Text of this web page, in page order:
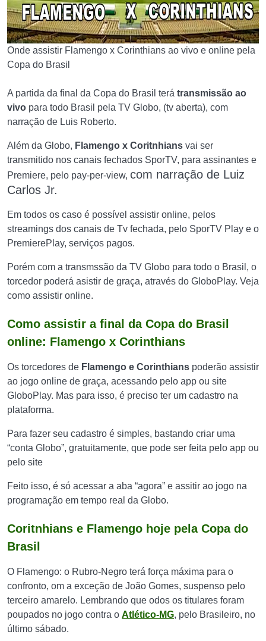
Onde assistir Flamengo x Corinthians ao vivo e online pela
Copa do Brasil
A partida da final da Copa do Brasil terá transmissão ao
vivo para todo Brasil pela TV Globo, (tv aberta), com
narração de Luis Roberto.
Além da Globo, Flamengo x Coritnhians vai ser
transmitido nos canais fechados SporTV, para assinantes e
Premiere, pelo pay-per-view, com narração de Luiz
Carlos Jr.
Em todos os caso é possível assistir online, pelos
streamings dos canais de Tv fechada, pelo SporTV Play e o
PremierePlay, serviços pagos.
Porém com a transmssão da TV Globo para todo o Brasil, o
torcedor poderá asistir de graça, através do GloboPlay. Veja
como assistir online.
Como assistir a final da Copa do Brasil
online: Flamengo x Corinthians
Os torcedores de Flamengo e Corinthians poderão assistir
ao jogo online de graça, acessando pelo app ou site
GloboPlay. Mas para isso, é preciso ter um cadastro na
plataforma.
Para fazer seu cadastro é simples, bastando criar uma
“conta Globo”, gratuitamente, que pode ser feita pelo app ou
pelo site
Feito isso, é só acessar a aba “agora” e assitir ao jogo na
programação em tempo real da Globo.
Coritnhians e Flamengo hoje pela Copa do
Brasil
O Flamengo: o Rubro-Negro terá força máxima para o
confronto, om a exceção de João Gomes, suspenso pelo
terceiro amarelo. Lembrando que odos os titulares foram
poupados no jogo contra o Atlético-MG, pelo Brasileiro, no
último sábado.